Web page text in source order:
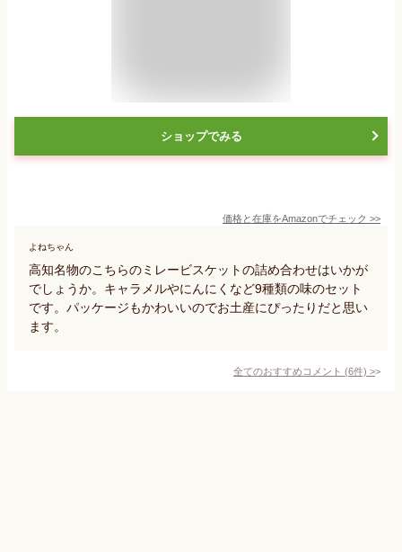
ショップでみる
価格と在庫をAmazonでチェック >>
よねちゃん
高知名物のこちらのミレービスケットの詰め合わせはいかが
でしょうか。キャラメルやにんにくなど9種類の味のセット
です。パッケージもかわいいのでお土産にぴったりだと思い
ます。
全てのおすすめコメント (6件) >